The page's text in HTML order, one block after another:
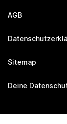
AGB
Sitemap
Deine